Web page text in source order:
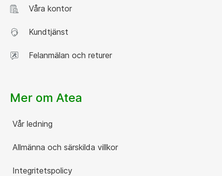
Våra kontor
Kundtjänst
Felanmälan och returer
Mer om Atea
Vår ledning
Allmänna och särskilda villkor
Integritetspolicy